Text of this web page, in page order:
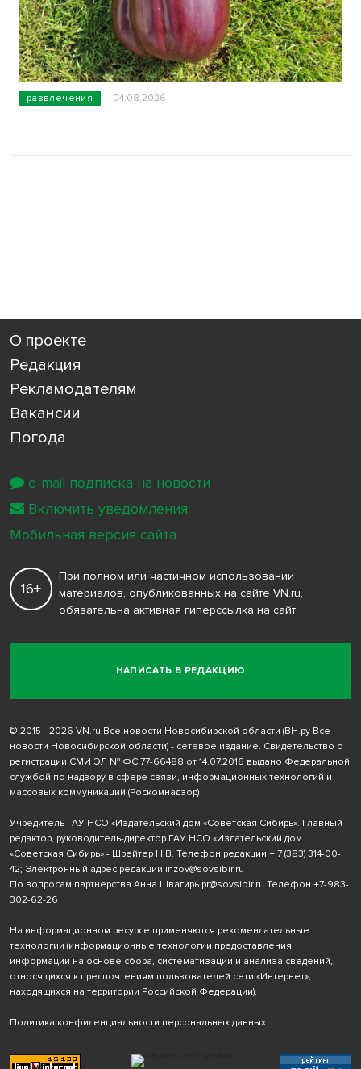
развлечения 04.08.2026
О проекте
Редакция
Рекламодателям
Вакансии
Погода
НАПИСАТЬ В РЕДАКЦИЮ
16+
При полном или частичном использовании
материалов, опубликованных на сайте VN.ru,
обязательна активная гиперссылка на сайт
© 2015 - 2026 VN.ru Все новости Новосибирской области (ВН.ру Все
новости Новосибирской области) - сетевое издание. Свидетельство о
регистрации СМИ ЭЛ № ФС 77-66488 от 14.07.2016 выдано Федеральной
службой по надзору в сфере связи, информационных технологий и
массовых коммуникаций (Роскомнадзор)
Учредитель ГАУ НСО «Издательский дом «Советская Сибирь». Главный
редактор, руководитель-директор ГАУ НСО «Издательский дом
«Советская Сибирь» - Шрейтер Н.В. Телефон редакции + 7 (383) 314-00-
42; Электронный адрес редакции inzov@sovsibir.ru
По вопросам партнерства Анна Швагирь pr@sovsibir.ru Телефон +7-983-
302-62-26
На информационном ресурсе применяются рекомендательные
технологии (информационные технологии предоставления
информации на основе сбора, систематизации и анализа сведений,
относящихся к предпочтениям пользователей сети «Интернет»,
находящихся на территории Российской Федерации).
Политика конфиденциальности персональных данных
e-mail подписка на новости
Включить уведомления
Мобильная версия сайта